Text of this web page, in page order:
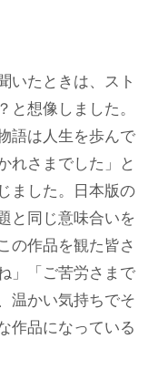
いたときは、スト
想像しました。
語は人生を歩んで
れさまでした」と
ました。日本版の
と同じ意味合いを
の作品を観た皆さ
」「ご苦労さまで
温かい気持ちでそ
作品になっている